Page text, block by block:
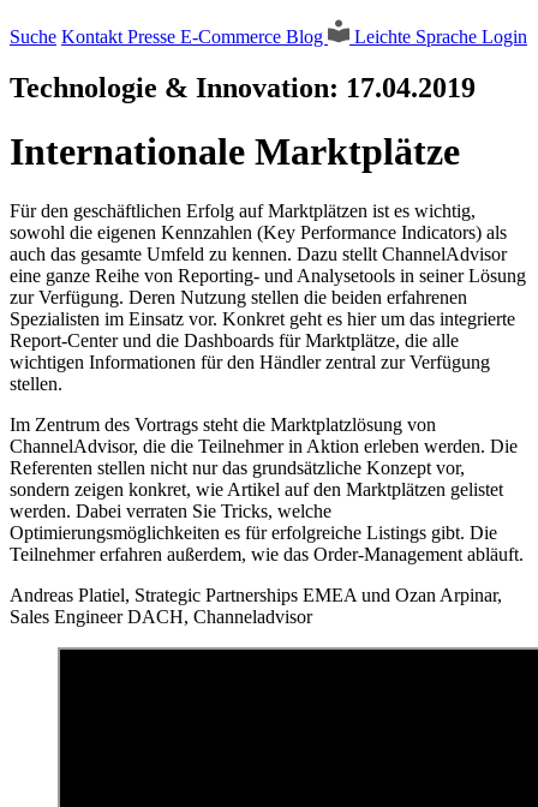
Suche Kontakt Presse E-Commerce Blog Leichte Sprache Login
Technologie & Innovation: 17.04.2019
Internationale Marktplätze
Für den geschäftlichen Erfolg auf Marktplätzen ist es wichtig,
sowohl die eigenen Kennzahlen (Key Performance Indicators) als
auch das gesamte Umfeld zu kennen. Dazu stellt ChannelAdvisor
eine ganze Reihe von Reporting- und Analysetools in seiner Lösung
zur Verfügung. Deren Nutzung stellen die beiden erfahrenen
Spezialisten im Einsatz vor. Konkret geht es hier um das integrierte
Report-Center und die Dashboards für Marktplätze, die alle
wichtigen Informationen für den Händler zentral zur Verfügung
stellen.
Im Zentrum des Vortrags steht die Marktplatzlösung von
ChannelAdvisor, die die Teilnehmer in Aktion erleben werden. Die
Referenten stellen nicht nur das grundsätzliche Konzept vor,
sondern zeigen konkret, wie Artikel auf den Marktplätzen gelistet
werden. Dabei verraten Sie Tricks, welche
Optimierungsmöglichkeiten es für erfolgreiche Listings gibt. Die
Teilnehmer erfahren außerdem, wie das Order-Management abläuft.
Andreas Platiel, Strategic Partnerships EMEA und Ozan Arpinar,
Sales Engineer DACH, Channeladvisor